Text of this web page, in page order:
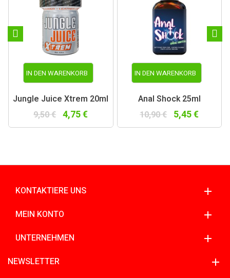
IN DEN WARENKORB
Jungle Juice Xtrem 20ml
9,50 € 4,75 €
IN DEN WARENKORB
Anal Shock 25ml
10,90 € 5,45 €
KONTAKTIERE UNS
MEIN KONTO
UNTERNEHMEN
NEWSLETTER